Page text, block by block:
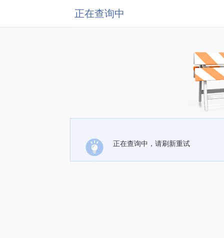
正在查询中
正在查询中，请刷新重试